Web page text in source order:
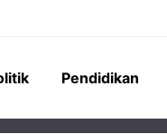
Pendidikan